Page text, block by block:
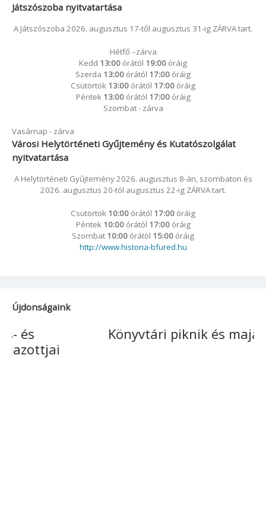
Játszószoba nyitvatartása
A Játszószoba 2026. augusztus 17-től augusztus 31-ig ZÁRVA tart.
Hétfő –zárva
Kedd 13:00 órától 19:00 óráig
Szerda 13:00 órától 17:00 óráig
Csütörtök 13:00 órától 17:00 óráig
Péntek 13:00órától 17:00óráig
Szombat - zárva
Vasárnap - zárva
Városi Helytörténeti Gyűjtemény és Kutatószolgálat
nyitvatartása
A Helytörténeti Gyűjtemény 2026. augusztus 8-án, szombaton és
2026. augusztus 20-tól augusztus 22-ig ZÁRVA tart.
Csütörtök 10:00 órától 17:00 óráig
Péntek 10:00órától 17:00óráig
Szombat 10:00 órától 15:00 óráig
http://www.historia-bfured.hu
Újdonságaink
Könyvtári piknik és majális